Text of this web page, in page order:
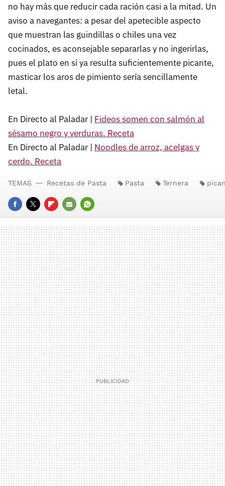
no hay más que reducir cada ración casi a la mitad. Un
aviso a navegantes: a pesar del apetecible aspecto
que muestran las guindillas o chiles una vez
cocinados, es aconsejable separarlas y no ingerirlas,
pues el plato en sí ya resulta suficientemente picante,
masticar los aros de pimiento sería sencillamente
letal.
En Directo al Paladar | Fideos somen con salmón al
sésamo negro y verduras. Receta
En Directo al Paladar | Noodles de arroz, acelgas y
cerdo. Receta
FACEBOOK
TWITTERFLIPBOARD
E-
MAIL
WHATSAPP
TEMAS Recetas de Pasta Pasta Ternera